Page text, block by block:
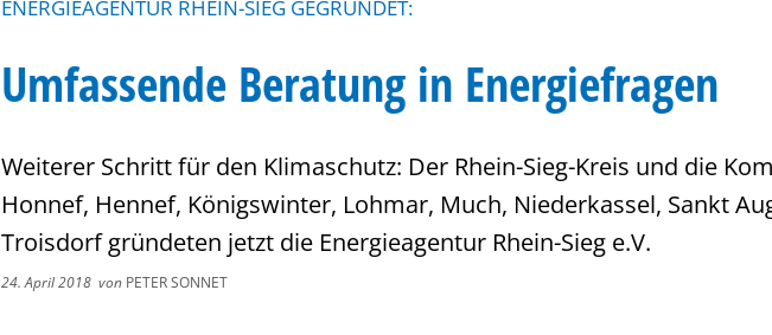
ENERGIEAGENTUR RHEIN-SIEG GEGRÜNDET:
Umfassende Beratung in Energiefragen
Weiterer Schritt für den Klimaschutz: Der Rhein-Sieg-Kreis und die
Honnef, Hennef, Königswinter, Lohmar, Much, Niederkassel, Sankt
Troisdorf gründeten jetzt die Energieagentur Rhein-Sieg e.V.
24. April 2018 von PETER SONNET